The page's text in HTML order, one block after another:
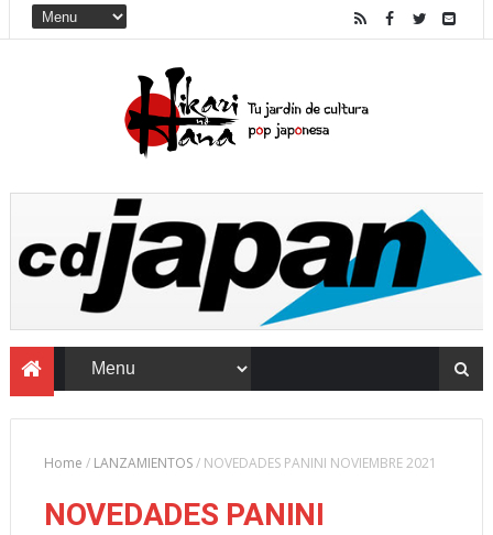
Home / LANZAMIENTOS/ NOVEDADES PANINI NOVIEMBRE 2021
NOVEDADES PANINI